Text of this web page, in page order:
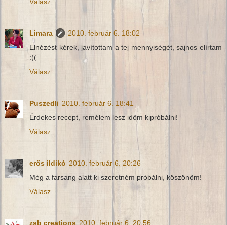
Limara
2010. február 6. 18:02
Elnézést kérek, javítottam a tej mennyiségét, sajnos elírtam
:((
Válasz
Puszedli 2010. február 6. 18:41
Érdekes recept, remélem lesz időm kipróbálni!
Válasz
erős ildikó 2010. február 6. 20:26
Még a farsang alatt ki szeretném próbálni, köszönöm!
Válasz
zsb creations 2010. február 6. 20:56